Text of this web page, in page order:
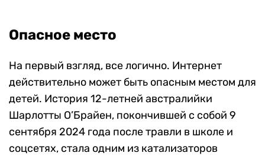
Опасное место
На первый взгляд, все логично. Интернет
действительно может быть опасным местом для
детей. История 12-летней австралийки
Шарлотты О’Брайен, покончившей с собой 9
сентября 2024 года после травли в школе и
соцсетях, стала одним из катализаторов